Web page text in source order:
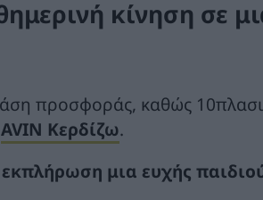
κίνηση σε
προσφοράς, καθώς
AVIN Κερδίζω.
μια ευχής